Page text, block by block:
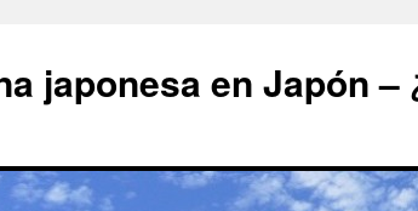
japonesa en Japón –